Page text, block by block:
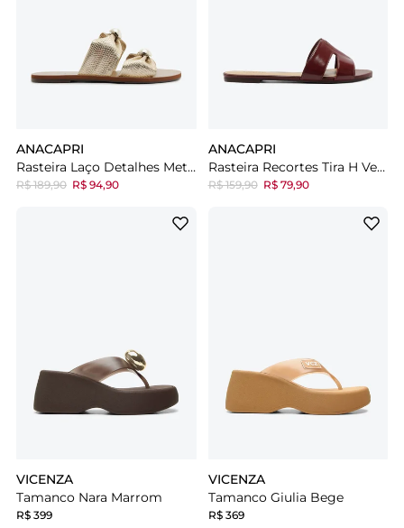
ANACAPRI
Rasteira Laço Detalhes Metal Dourada
R$ 189,90 R$ 94,90
ANACAPRI
Rasteira Recortes Tira H Vermelha
R$ 159,90 R$ 79,90
VICENZA
Tamanco Nara Marrom
R$ 399
VICENZA
Tamanco Giulia Bege
R$ 369